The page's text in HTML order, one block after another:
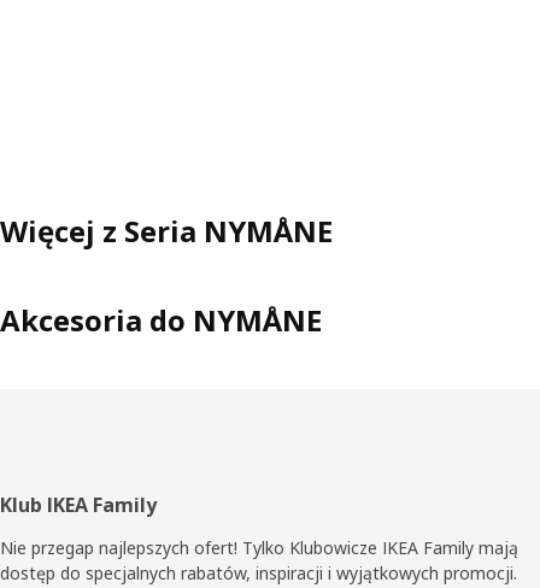
Więcej z Seria NYMÅNE
Akcesoria do NYMÅNE
Stopka
Klub IKEA Family
Nie przegap najlepszych ofert! Tylko Klubowicze IKEA Family mają
dostęp do specjalnych rabatów, inspiracji i wyjątkowych promocji.